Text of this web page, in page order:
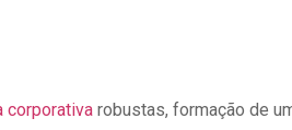
corporativa robustas, formação de